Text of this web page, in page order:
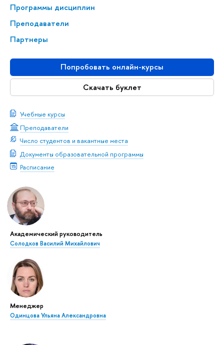
Программы дисциплин
Преподаватели
Партнеры
Попробовать онлайн-курсы
Скачать буклет
Учебные курсы
Преподаватели
Число студентов и вакантные места
Документы образовательной программы
Расписание
Академический руководитель
Солодков Василий Михайлович
Менеджер
Одинцова Ульяна Александровна